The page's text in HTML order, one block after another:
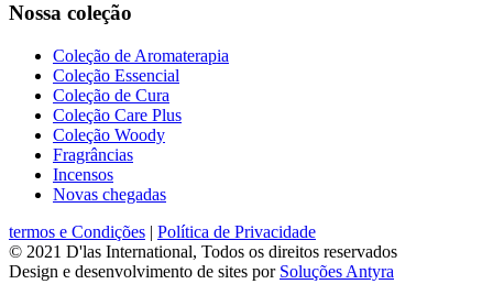
Nossa coleção
Coleção de Aromaterapia
Coleção Essencial
Coleção de Cura
Coleção Care Plus
Coleção Woody
Fragrâncias
Incensos
Novas chegadas
termos e Condições | Política de Privacidade
© 2021 D'las International, Todos os direitos reservados
Design e desenvolvimento de sites por Soluções Antyra